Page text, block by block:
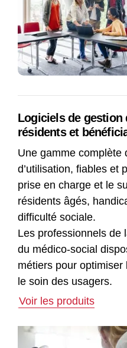
Logiciels de gestion
résidents et
Une gamme complète
d’utilisation, fiables et
prise en charge et le
résidents âgés,
difficulté sociale.
Les professionnels de
du médico-social
métiers pour
le soin des usagers.
Voir les produits